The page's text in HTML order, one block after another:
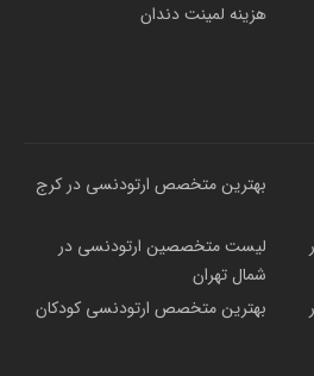
هزینه لمینت دندان
بهترین متخصص ارتودنسی در کرج
لیست متخصصین ارتودنسی در
شمال تهران
بهترین متخصص ارتودنسی کودکان